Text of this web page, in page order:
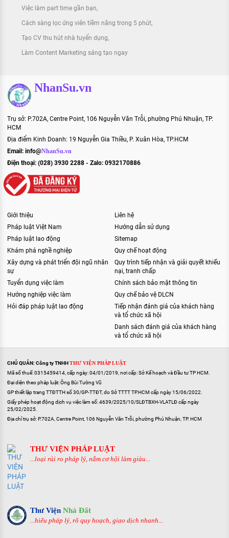
Việc làm part time gần bạn
Cách sàng lọc ứng viên tiềm năng trong 5 phút
Tạo CV thu hút nhà tuyển dụng
Làm Content Marketing sáng tạo ngay
NhanSu.vn
Trụ sở: P.702A, Centre Point, 106 Nguyễn Văn Trỗi, phường Phú Nhuận, TP.
HCM
Địa điểm Kinh Doanh: 19 Nguyễn Gia Thiều, P. Xuân Hòa, TP.HCM
Email: info@NhanSu.vn
Điện thoại: (028) 3930 2288 - Zalo: 0932170886
Giới thiệu
Pháp luật Việt Nam
Pháp luật lao động
Khám phá nghề nghiệp
Xây dựng và phát triển đội ngũ nhân
sự
Tuyển dụng việc làm
Hướng nghiệp việc làm
Hỏi đáp pháp luật lao động
Liên hệ
Hướng dẫn sử dụng
Sitemap
Quy chế hoạt động
Quy trình tiếp nhận và giải quyết khiếu
nại, tranh chấp
Chính sách bảo mật thông tin
Quy chế bảo vệ DLCN
Tiếp nhận đánh giá của khách hàng
và tổ chức xã hội
Danh sách đánh giá của khách hàng
và tổ chức xã hội
CHỦ QUẢN: Công ty TNHHTHƯ VIỆN PHÁP LUẬT
Mã số thuế: 0315459414, cấp ngày: 04/01/2019, nơi cấp: Sở Kế hoạch và Đầu tư TP HCM.
Đại diện theo pháp luật: Ông Bùi Tường Vũ
GP thiết lập trang TTĐTTH số 30/GP-TTĐT, do Sở TTTT TP.HCM cấp ngày 15/06/2022.
Giấy phép hoạt động dịch vụ việc làm số: 4639/2025/10/SLĐTBXH-VLATLĐ cấp ngày
25/02/2025.
Địa chỉ trụ sở: P.702A, Centre Point, 106 Nguyễn Văn Trỗi, phường Phú Nhuận, TP. HCM
THƯ VIỆN PHÁP LUẬT
...loại rủi ro pháp lý, nắm cơ hội làm giàu...
Thư Viện Nhà Đất
...hiểu pháp lý, rõ quy hoạch, giao dịch nhanh...